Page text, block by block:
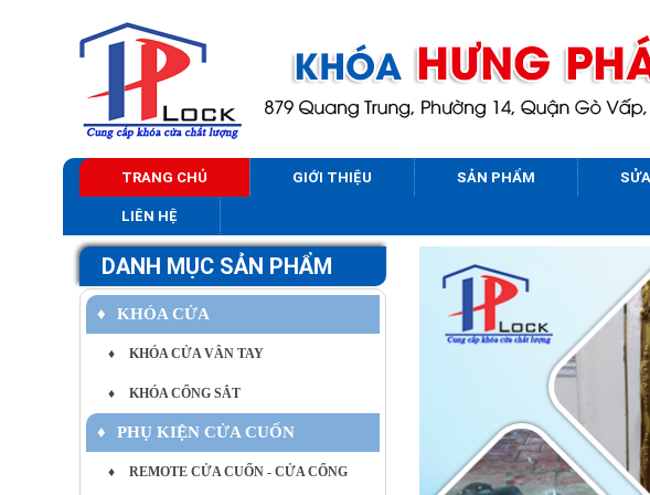
TRANG CHỦ GIỚI THIỆU SẢN PHẨM
LIÊN HỆ
DANH MỤC SẢN PHẨM
♦ KHÓA CỬA
♦ KHÓA CỬA VÂN TAY
♦ KHÓA CỔNG SẮT
♦ PHỤ KIỆN CỬA CUỐN
♦ REMOTE CỬA CUỐN - CỬA CỔNG